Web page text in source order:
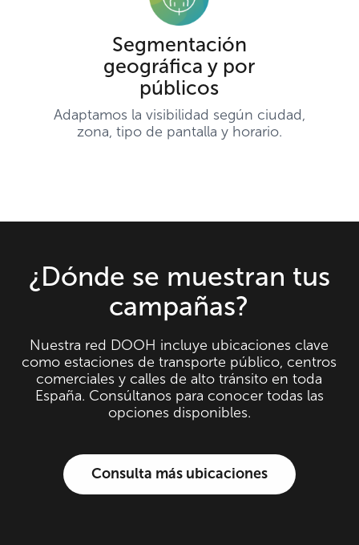
Segmentación
geográfica y por
públicos
Adaptamos la visibilidad según ciudad,
zona, tipo de pantalla y horario.
¿Dónde se muestran tus
campañas?
Nuestra red DOOH incluye ubicaciones clave
como estaciones de transporte público, centros
comerciales y calles de alto tránsito en toda
España. Consúltanos para conocer todas las
opciones disponibles.
Consulta más ubicaciones